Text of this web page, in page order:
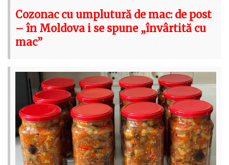
Cozonac cu umplutură de mac: de post
– în Moldova i se spune „învârtită cu
mac”